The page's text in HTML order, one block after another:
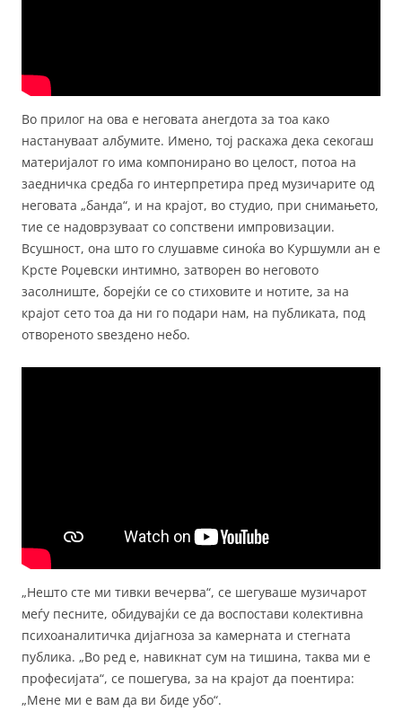
Во прилог на ова е неговата анегдота за тоа како
настануваат албумите. Имено, тој раскажа дека секогаш
материјалот го има компонирано во целост, потоа на
заедничка средба го интерпретира пред музичарите од
неговата „банда“, и на крајот, во студио, при снимањето,
тие се надоврзуваат со сопствени импровизации.
Всушност, она што го слушавме синоќа во Куршумли ан е
Крсте Роџевски интимно, затворен во неговото
засолниште, борејќи се со стиховите и нотите, за на
крајот сето тоа да ни го подари нам, на публиката, под
отвореното ѕвездено небо.
„Нешто сте ми тивки вечерва“, се шегуваше музичарот
меѓу песните, обидувајќи се да воспостави колективна
психоаналитичка дијагноза за камерната и стегната
публика. „Во ред е, навикнат сум на тишина, таква ми е
професијата“, се пошегува, за на крајот да поентира:
„Мене ми е вам да ви биде убо“.